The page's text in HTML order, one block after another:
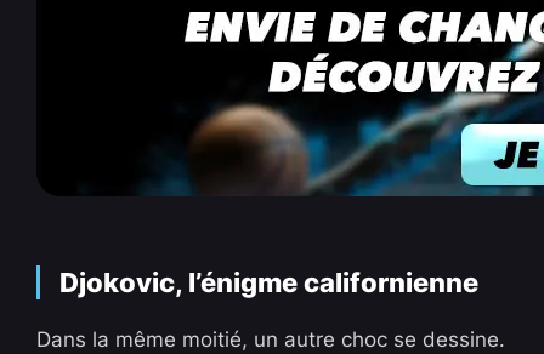
Djokovic, l’énigme californienne
Dans la même moitié, un autre choc se dessine.